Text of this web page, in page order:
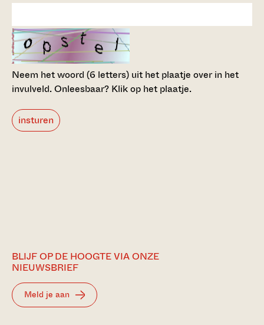
Neem het woord (6 letters) uit het plaatje over in het
invulveld.Onleesbaar? Klik op het plaatje.
insturen
BLIJF OP DE HOOGTE VIA ONZE
NIEUWSBRIEF
Meld je aan